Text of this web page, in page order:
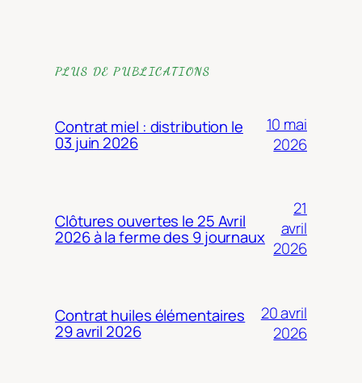
PLUS DE PUBLICATIONS
Contrat miel : distribution le
03 juin 2026
10 mai
2026
Clôtures ouvertes le 25 Avril
2026 à la ferme des 9 journaux
21
avril
2026
Contrat huiles élémentaires
29 avril 2026
20 avril
2026